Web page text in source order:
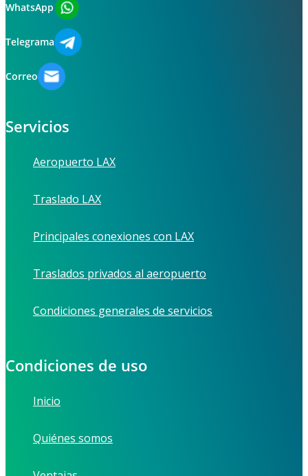
WhatsApp
Telegrama
Correo
Servicios
Aeropuerto LAX
Traslado LAX
Principales conexiones con LAX
Traslados privados al aeropuerto
Condiciones generales de servicios
Condiciones de uso
Inicio
Quiénes somos